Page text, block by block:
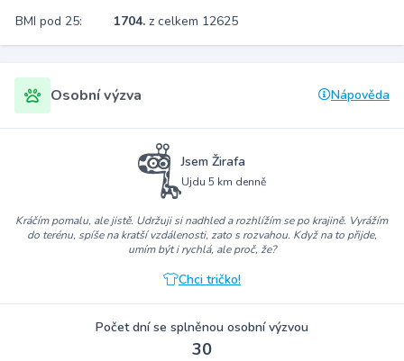
BMI pod 25:
1704. z celkem 12625
Osobní výzva Nápověda
Jsem Žirafa
Ujdu 5 km denně
Kráčím pomalu, ale jistě. Udržuji si nadhled a rozhlížím se po krajině. Vyrážím
do terénu, spíše na kratší vzdálenosti, zato s rozvahou. Když na to přijde,
umím být i rychlá, ale proč, že?
Chci tričko!
Počet dní se splněnou osobní výzvou
30